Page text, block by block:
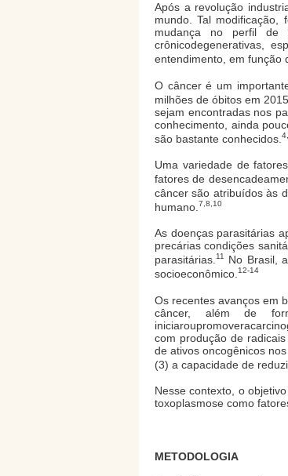
Após a revolução
mundo. Tal modificação,
mudança no perfil de
crônicodegenerativas,
entendimento, em função
O câncer é um
milhões de óbitos em
sejam encontradas nos
conhecimento, ainda
são bastante conhecidos.
Uma variedade de
fatores de
câncer são atribuídos às
humano. 7,8,10
As doenças parasitárias
precárias condições
parasitárias. 11
No Brasil,
socioeconômico. 12-14
Os recentes avanços em
câncer, além de
com produção de
de ativos oncogênicos
(3) a capacidade de
Nesse contexto, o
toxoplasmose como
METODOLOGIA